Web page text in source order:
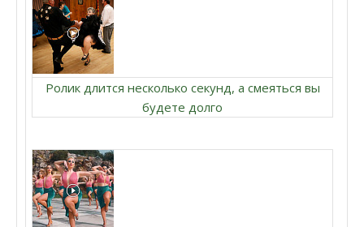
Ролик длится несколько секунд, а смеяться вы
будете долго